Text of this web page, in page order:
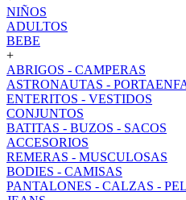
NIÑOS
ADULTOS
BEBE
+
ABRIGOS - CAMPERAS
ASTRONAUTAS -
ENTERITOS - VESTIDOS
CONJUNTOS
BATITAS - BUZOS - SACOS
ACCESORIOS
REMERAS - MUSCULOSAS
BODIES - CAMISAS
PANTALONES - CALZAS -